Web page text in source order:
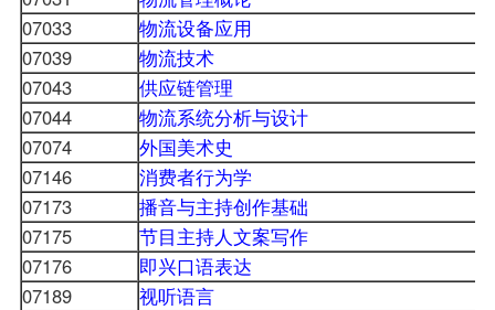
07033
物流设备应用
07039
物流技术
07043
供应链管理
07044
物流系统分析与设计
07074
外国美术史
07146
消费者行为学
07173
播音与主持创作基础
07175
节目主持人文案写作
07176
即兴口语表达
07189
视听语言